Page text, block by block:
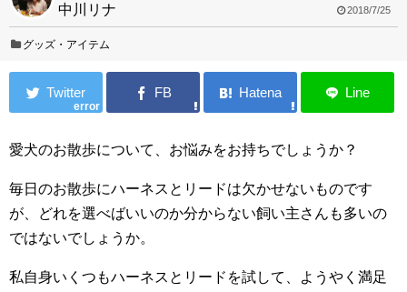
中川リナ 2018/7/25
グッズ・アイテム
error
愛犬のお散歩について、お悩みをお持ちでしょうか？
毎日のお散歩にハーネスとリードは欠かせないものです
が、どれを選べばいいのか分からない飼い主さんも多いの
ではないでしょうか。
私自身いくつもハーネスとリードを試して、ようやく満足